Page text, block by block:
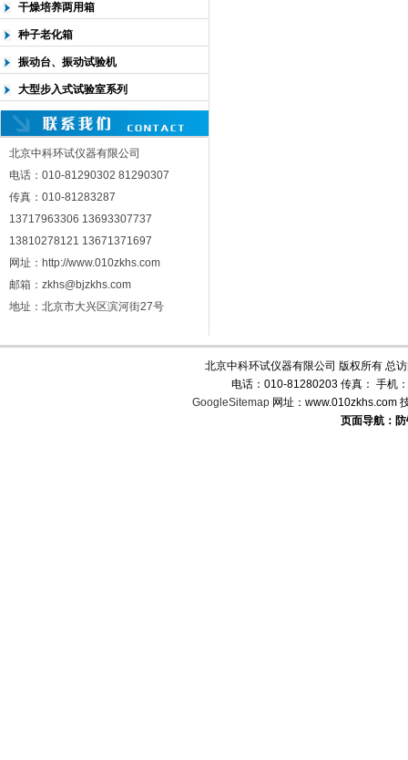
干燥培养两用箱
种子老化箱
振动台、振动试验机
大型步入式试验室系列
北京中科环试仪器有限公司
电话：010-81290302 81290307
传真：010-81283287
13717963306 13693307737
13810278121 13671371697
网址：http://www.010zkhs.com
邮箱：zkhs@bjzkhs.com
地址：北京市大兴区滨河街27号
北京中科环试仪器有限公司 版权所有 总
电话：010-81280203 传真： 手机
GoogleSitemap 网址：www.010zkhs.com
页面导航：